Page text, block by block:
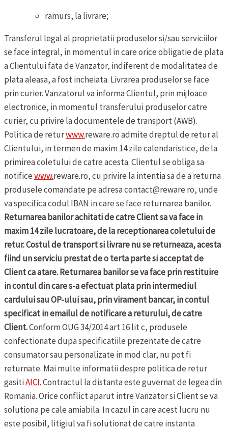
ramurs, la livrare;
Transferul legal al proprietatii produselor si/sau serviciilor
se face integral, in momentul in care orice obligatie de plata
a Clientului fata de Vanzator, indiferent de modalitatea de
plata aleasa, a fost incheiata. Livrarea produselor se face
prin curier. Vanzatorul va informa Clientul, prin mijloace
electronice, in momentul transferului produselor catre
curier, cu privire la documentele de transport (AWB).
Politica de returwww.reware.ro admite dreptul de retur al
Clientului, in termen de maxim 14 zile calendaristice, de la
primirea coletului de catre acesta. Clientul se obliga sa
notificewww.reware.ro, cu privire la intentia sa de a returna
produsele comandate pe adresa contact@reware.ro, unde
va specifica codul IBAN in care se face returnarea banilor.
Returnarea banilor achitati de catre Client sa va face in
maxim 14 zile lucratoare, de la receptionarea coletului de
retur. Costul de transport si livrare nu se returneaza, acesta
fiind un serviciu prestat de o terta parte si acceptat de
Client ca atare. Returnarea banilor se va face prin restituire
in contul din care s-a efectuat plata prin intermediul
cardului sau OP-ului sau, prin virament bancar, in contul
specificat in emailul de notificare a returului, de catre
Client.Conform OUG 34/2014 art 16 lit c, produsele
confectionate dupa specificatiile prezentate de catre
consumator sau personalizate in mod clar, nu pot fi
returnate. Mai multe informatii despre politica de retur
gasitiAICI.Contractul la distanta este guvernat de legea din
Romania. Orice conflict aparut intre Vanzator si Client se va
solutiona pe cale amiabila. In cazul in care acest lucru nu
este posibil, litigiul va fi solutionat de catre instanta